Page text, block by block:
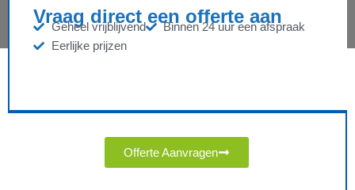
Vraag direct een offerte aan
Geheel vrijblijvend
Binnen 24 uur een afspraak
Eerlijke prijzen
Offerte Aanvragen